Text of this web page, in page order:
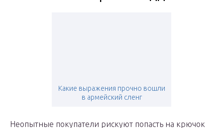
Какие выражения прочно вошли
в армейский сленг
Неопытные покупатели рискуют попасть на крючок